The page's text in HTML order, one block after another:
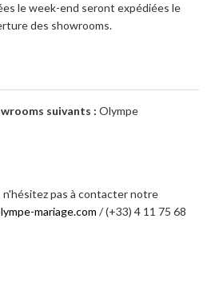
le week-end seront expédiées le
des showrooms.
suivants : Olympe
pas à contacter notre
mariage.com / (+33) 4 11 75 68